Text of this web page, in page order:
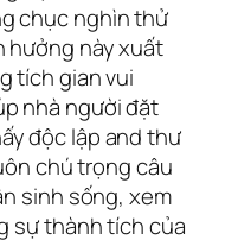
chục nghìn thử
hưởng này xuất
tích gian vui
nhà người đặt
độc lập and thư
chú trọng câu
sinh sống, xem
sự thành tích của